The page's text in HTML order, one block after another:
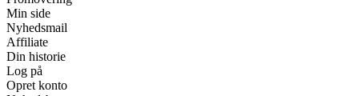
Min side
Nyhedsmail
Affiliate
Din historie
Log på
Opret konto